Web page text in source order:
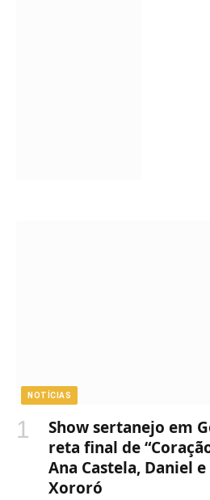
NOTÍCIAS
Show sertanejo em
reta final de
Ana Castela, Daniel
Xororó